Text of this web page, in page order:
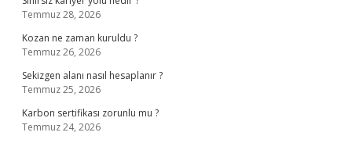
Temmuz 28, 2026
Kozan ne zaman kuruldu ?
Temmuz 26, 2026
Sekizgen alanı nasıl hesaplanır ?
Temmuz 25, 2026
Karbon sertifikası zorunlu mu ?
Temmuz 24, 2026